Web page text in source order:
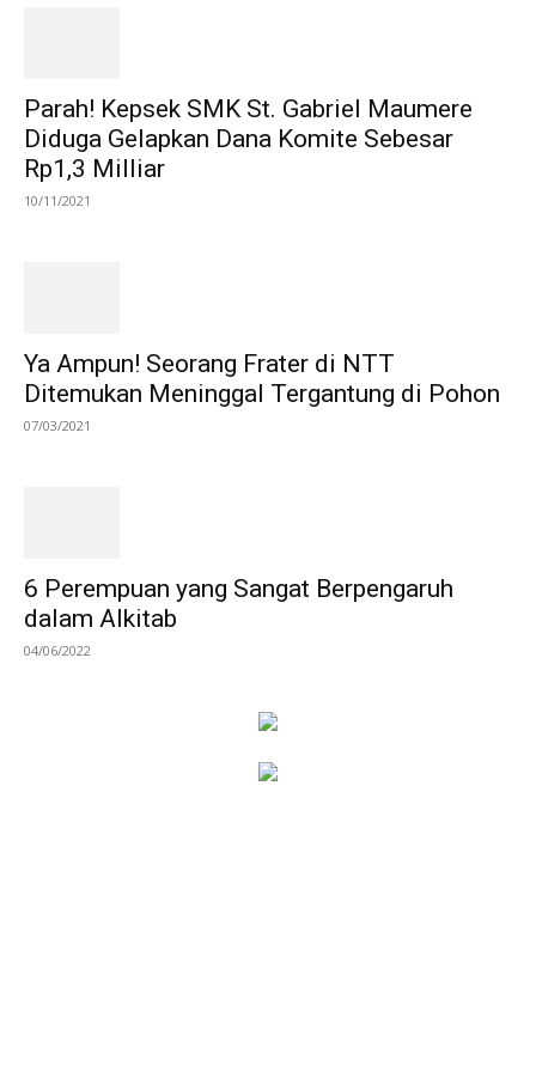
Parah! Kepsek SMK St. Gabriel Maumere
Diduga Gelapkan Dana Komite Sebesar
Rp1,3 Milliar
10/11/2021
Ya Ampun! Seorang Frater di NTT
Ditemukan Meninggal Tergantung di Pohon
07/03/2021
6 Perempuan yang Sangat Berpengaruh
dalam Alkitab
04/06/2022